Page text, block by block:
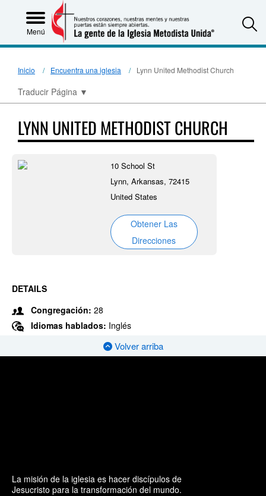
Menú
Inicio Encuentra una iglesia Lynn United Methodist Church
Traducir Página ▼
LYNN UNITED METHODIST CHURCH
10 School St
Lynn, Arkansas, 72415
United States
Obtener Las
Direcciones
DETAILS
Congregación: 28
Idiomas hablados: Inglés
Volver arriba
La misión de la iglesia es hacer discípulos de
Jesucristo para la transformación del mundo.